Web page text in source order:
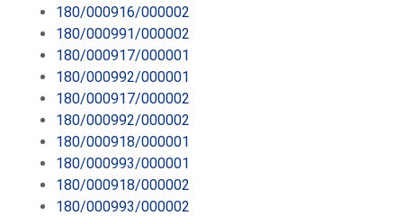
180/000916/000002
180/000991/000002
180/000917/000001
180/000992/000001
180/000917/000002
180/000992/000002
180/000918/000001
180/000993/000001
180/000918/000002
180/000993/000002